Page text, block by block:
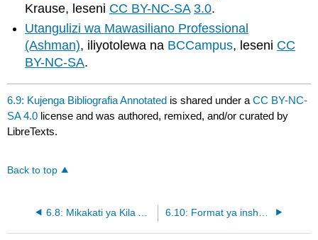
Krause, leseni CC BY-NC-SA 3.0.
Utangulizi wa Mawasiliano Professional
(Ashman), iliyotolewa na BCCampus, leseni CC
BY-NC-SA.
6.9: Kujenga Bibliografia Annotated is shared under aCC BY-NC-
SA 4.0 license and was authored, remixed, and/or curated by
LibreTexts.
Back to top